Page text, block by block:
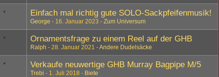
Einfach mal richtig gute SOLO-Sackpfeifenmusik!
George 16. Januar 2023 Zum Universum
Ornamentsfrage zu einem Reel auf der GHB
Ralph 28. Januar 2021 Andere Dudelsäcke
Verkaufe neuwertige GHB Murray Bagpipe M/5
Trebi 1. Juli 2018 Biete